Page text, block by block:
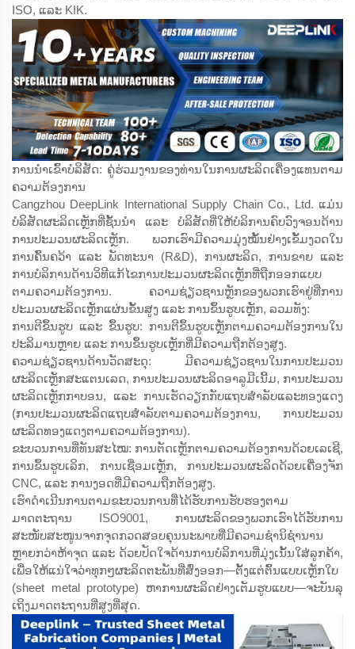
ISO, ແລະ KIK.
ການນຳເຂົ້າບໍລິສັດ: ຄູ່ຮ່ວມງານຂອງທ່ານໃນການຜະລິດເຄື່ອງແທນຕາມ
ຄວາມຕ້ອງການ
Cangzhou DeepLink International Supply Chain Co., Ltd. ແມ່ນ
ບໍລິສັດຜະລິດເຫຼັກທີ່ຊັ້ນນຳ ແລະ ບໍລິສັດທີ່ໃຫ້ບໍລິການຄົບວົງຈອນດ້ານ
ການປະມວນຜະລິດເຫຼັກ. ພວກເຮົາມີຄວາມມຸ່ງໝັ້ນຢ່າງເຂັ້ມງວດໃນ
ການຄົ້ນຄວ້າ ແລະ ພັດທະນາ (R&D), ການຜະລິດ, ການຂາຍ ແລະ
ການບໍລິການດ້ານວິທີແກ້ໄຂການປະມວນຜະລິດເຫຼັກທີ່ຖືກອອກແບບ
ຕາມຄວາມຕ້ອງການ. ຄວາມຊ່ຽວຊານຫຼັກຂອງພວກເຮົາຢູ່ທີ່ການ
ປະມວນຜະລິດເຫຼັກແຜ່ນຂັ້ນສູງ ແລະ ການຂຶ້ນຮູບເຫຼັກ, ລວມທັງ:
ການຕີຂຶ້ນຮູບ ແລະ ຂຶ້ນຮູບ: ການຕີຂຶ້ນຮູບເຫຼັກຕາມຄວາມຕ້ອງການໃນ
ປະລິມານຫຼາຍ ແລະ ການຂຶ້ນຮູບເຫຼັກທີ່ມີຄວາມຖືກຕ້ອງສູງ.
ຄວາມຊ່ຽວຊານດ້ານວັດສະດຸ: ມີຄວາມຊ່ຽວຊານໃນການປະມວນ
ຜະລິດເຫຼັກສະແຕນເລດ, ການປະມວນຜະລິດອາລູມີເນີ້ມ, ການປະມວນ
ຜະລິດເຫຼັກກາບອນ, ແລະ ການເຮັດວຽກກັບແຖບສຳລັບແລະທອງແດງ
(ການປະມວນຜະລິດແຖບສຳລັບຕາມຄວາມຕ້ອງການ, ການປະມວນ
ຜະລິດທອງແດງຕາມຄວາມຕ້ອງການ).
ຂະບວນການທີ່ທັນສະໄໝ: ການຕັດເຫຼັກຕາມຄວາມຕ້ອງການດ້ວຍເລເຊີ,
ການຂຶ້ນຮູບເລິກ, ການເຊື່ອມເຫຼັກ, ການປະມວນຜະລິດດ້ວຍເຄື່ອງຈັກ
CNC, ແລະ ການງອດທີ່ມີຄວາມຖືກຕ້ອງສູງ.
ເຮົາດຳເນີນການຕາມຂະບວນການທີ່ໄດ້ຮັບການຮັບຮອງຕາມ
ມາດຕະຖານ ISO9001, ການຜະລິດຂອງພວກເຮົາໄດ້ຮັບການ
ສະໜັບສະໜູນຈາກຈຸດກວດສອບຄຸນນະພາບທີ່ມີຄວາມຊຳນິຊຳນານ
ຫຼາຍກວ່າຫ້າຈຸດ ແລະ ດ້ວຍປັດໃຈດ້ານການບໍລິການທີ່ມຸ່ງເນັ້ນໃສ່ລູກຄ້າ,
ເພື່ອໃຫ້ແນ່ໃຈວ່າທຸກໆຜະລິດຕະພັນທີ່ສົ່ງອອກ—ຕັ້ງແຕ່ຕົ້ນແບບເຫຼັກໃບ
(sheet metal prototype) ຫາການຜະລິດຢ່າງເຕັມຮູບແບບ—ຈະບັນລຸ
ເຖິງມາດຕະຖານທີ່ສູງທີ່ສຸດ.